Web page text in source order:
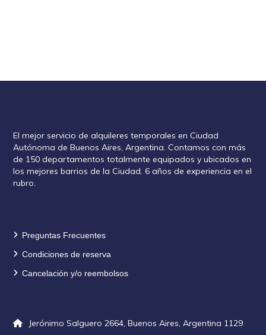
El mejor servicio de alquileres temporales en Ciudad
Autónoma de Buenos Aires, Argentina. Contamos con más
de 150 departamentos totalmente equipados y ubicados en
los mejores barrios de la Ciudad. 6 años de experiencia en el
rubro.
Preguntas Frecuentes
Condiciones de reserva
Cancelación y/o reembolsos
Jerónimo Salguero 2664, Buenos Aires, Argentina 1129